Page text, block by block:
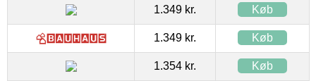
1.349 kr. Køb
1.349 kr. Køb
1.354 kr. Køb